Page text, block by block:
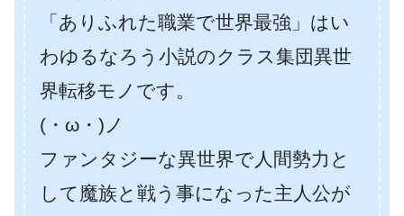
「ありふれた職業で世界最強」はい
わゆるなろう小説のクラス集団異世
界転移モノです。
(・ω・)ノ
ファンタジーな異世界で人間勢力と
して魔族と戦う事になった主人公が